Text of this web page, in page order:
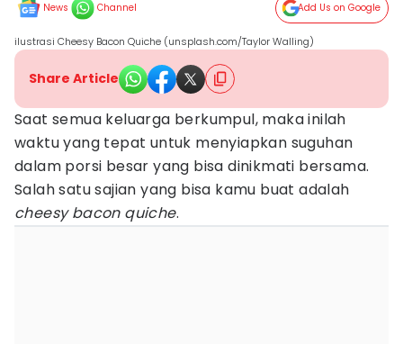
News Channel Add Us on Google
ilustrasi Cheesy Bacon Quiche (unsplash.com/Taylor Walling)
Share Article
Saat semua keluarga berkumpul, maka inilah
waktu yang tepat untuk menyiapkan suguhan
dalam porsi besar yang bisa dinikmati bersama.
Salah satu sajian yang bisa kamu buat adalah
cheesy bacon quiche.